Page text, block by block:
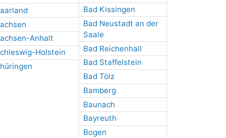
Anhalt
Holstein
Bad Kissingen
Bad Neustadt an der
Saale
Bad Reichenhall
Bad Staffelstein
Bad Tölz
Bamberg
Baunach
Bayreuth
Bogen